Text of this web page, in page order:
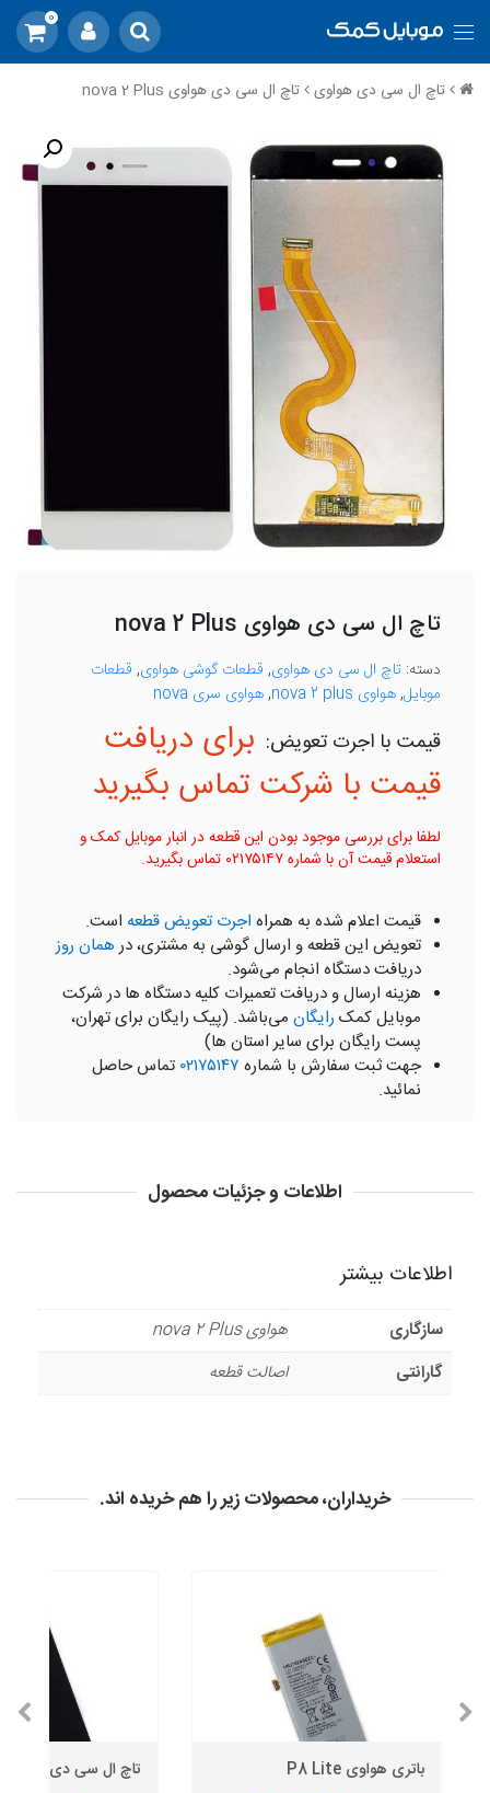
0
تاچ ال سی دی هواوی تاچ ال سی دی هواوی nova 2 Plus
تاچ ال سی دی هواوی nova 2 Plus
دسته: تاچ ال سی دی هواوی, قطعات گوشی هواوی, قطعات
موبایل,هواوی nova 2 plus ,هواوی سری nova
برای دریافت
قیمت با شرکت تماس بگیرید
لطفا برای بررسی موجود بودن این قطعه در انبار موبایل کمک و
استعلام قیمت آن با شماره ۰۲۱۷۵۱۴۷ تماس بگیرید.
قیمت اعلام شده به همراه اجرت تعویض قطعه است.
تعویض این قطعه و ارسال گوشی به مشتری، درهمان روز
دریافت دستگاه انجام می‌شود.
هزینه ارسال و دریافت تعمیرات کلیه دستگاه ها در شرکت
موبایل کمک رایگان می‌باشد. (پیک رایگان برای تهران،
پست رایگان برای سایر استان ها)
جهت ثبت سفارش با شماره ۰۲۱۷۵۱۴۷ تماس حاصل
نمائید.
اطلاعات و جزئیات محصول
اطلاعات بیشتر
سازگاری
هواوی nova 2 Plus
گارانتی
اصالت قطعه
خریداران، محصولات زیر را هم خریده اند.
باتری هواوی P8 Lite
تاچ ال سی دی هواوی nova